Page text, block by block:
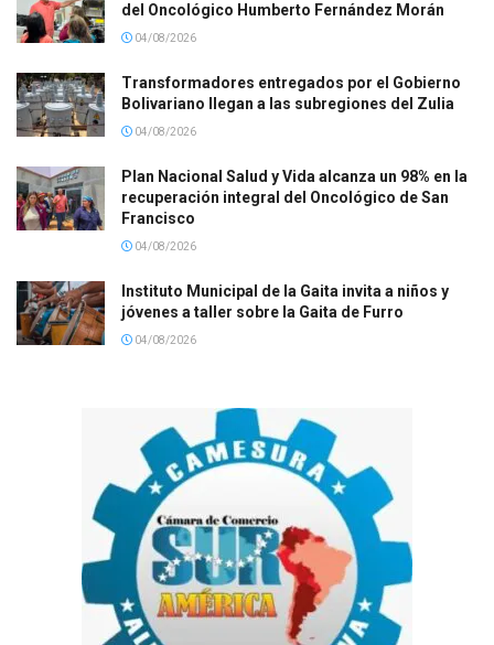
del Oncológico Humberto Fernández Morán
04/08/2026
Transformadores entregados por el Gobierno
Bolivariano llegan a las subregiones del Zulia
04/08/2026
Plan Nacional Salud y Vida alcanza un 98% en la
recuperación integral del Oncológico de San
Francisco
04/08/2026
Instituto Municipal de la Gaita invita a niños y
jóvenes a taller sobre la Gaita de Furro
04/08/2026